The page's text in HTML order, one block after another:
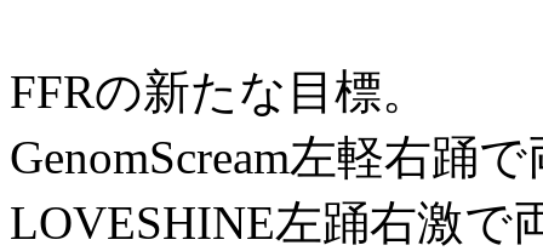
FFRの新たな目標。
GenomScream左軽右踊
LOVESHINE左踊右激で